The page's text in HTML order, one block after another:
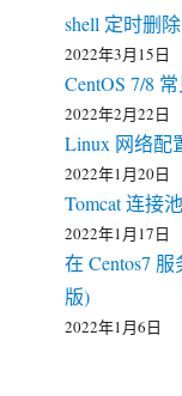
shell 定时删
2022年3月15日
CentOS 7/8
2022年2月22日
Linux 网络配
2022年1月20日
Tomcat 连接
2022年1月17日
在 Centos7
版)
2022年1月6日